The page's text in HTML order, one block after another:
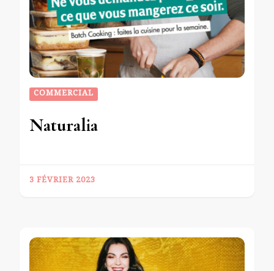
COMMERCIAL
Naturalia
3 FÉVRIER 2023